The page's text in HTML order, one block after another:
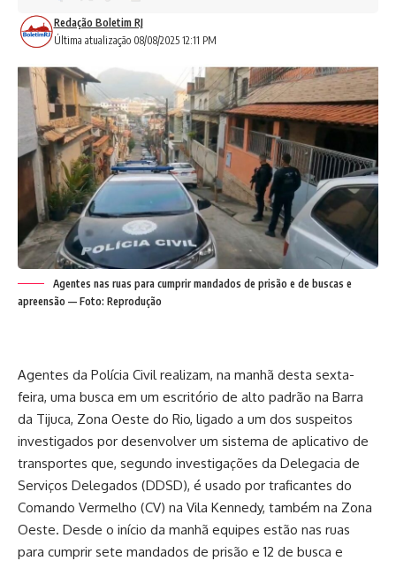
Última atualização 08/08/2025 12:11 PM
Redação Boletim RJ
Agentes nas ruas para cumprir mandados de prisão e de buscas e
apreensão — Foto: Reprodução
Agentes da Polícia Civil realizam, na manhã desta sexta-
feira, uma busca em um escritório de alto padrão na Barra
da Tijuca, Zona Oeste do Rio, ligado a um dos suspeitos
investigados por desenvolver um sistema de aplicativo de
transportes que, segundo investigações da Delegacia de
Serviços Delegados (DDSD), é usado por traficantes do
Comando Vermelho (CV) na Vila Kennedy, também na Zona
Oeste. Desde o início da manhã equipes estão nas ruas
para cumprir sete mandados de prisão e 12 de busca e